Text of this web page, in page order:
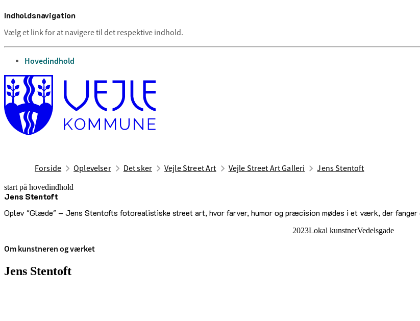
Indholdsnavigation
Vælg et link for at navigere til det respektive indhold.
gå til
Hovedindhold
Forside Oplevelser Det sker Vejle Street Art Vejle Street Art Galleri Jens Stentoft
start på hovedindhold
Jens Stentoft
Oplev "Glæde" – Jens Stentofts fotorealistiske street art, hvor farver, humor og præcision mødes i et værk, der
senest opdateret 17. februar 2026
2023Lokal kunstnerVedelsgade
Om kunstneren og værket
Jens Stentoft